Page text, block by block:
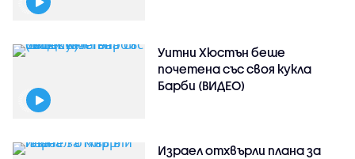
Уитни Хюстън беше
почетена със своя кукла
Барби (ВИДЕО)
Израел отхвърли плана за